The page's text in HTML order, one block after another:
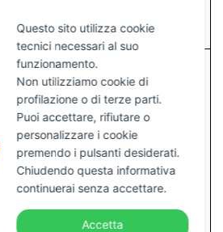
pignoramento.
Art. 543 c.p.c.
copie del titolo,
precetto e
pignoramento;
senza
deposito il
Questo sito utilizza cookie
tecnici necessari al suo
funzionamento.
Non utilizziamo cookie di
profilazione o di terze parti.
Puoi accettare, rifiutare o
personalizzare i cookie
premendo i pulsanti desiderati.
Chiudendo questa informativa
continuerai senza accettare.
Accetta